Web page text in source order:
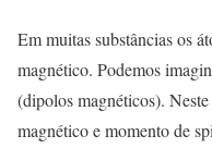
Em muitas substâncias os
magnético. Podemos
(dipolos magnéticos).
magnético e momento de